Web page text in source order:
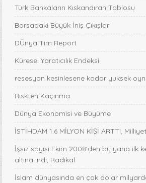
Türk Bankaların Kıskandıran Tablosu
Borsadaki Büyük İniş Çıkışlar
DÜnya Tim Report
Küresel Yaratıcılık Endeksi
resesyon kesinlesene kadar yuksek
Riskten Kaçınma
Dünya Ekonomisi ve Büyüme
İSTİHDAM 1.6 MİLYON KİŞİ ARTTI, Milliyet
İşsiz sayısı Ekim 2008'den bu yana ilk
altına indi, Radikal
İslam dünyasında en çok dolar